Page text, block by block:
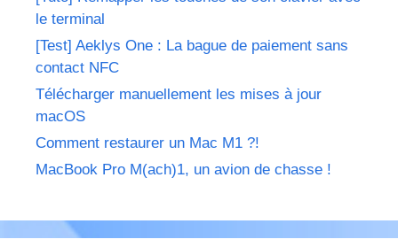
le terminal
[Test] Aeklys One : La bague de paiement sans
contact NFC
Télécharger manuellement les mises à jour
macOS
Comment restaurer un Mac M1 ?!
MacBook Pro M(ach)1, un avion de chasse !